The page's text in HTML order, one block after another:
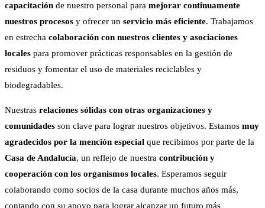
capacitación de nuestro personal para mejorar continuamente
nuestros procesos y ofrecer un servicio más eficiente. Trabajamos
en estrecha colaboración con nuestros clientes y asociaciones
locales para promover prácticas responsables en la gestión de
residuos y fomentar el uso de materiales reciclables y
biodegradables.
Nuestras relaciones sólidas con otras organizaciones y
comunidades son clave para lograr nuestros objetivos. Estamos muy
agradecidos por la mención especial que recibimos por parte de la
Casa de Andalucía, un reflejo de nuestra contribución y
cooperación con los organismos locales. Esperamos seguir
colaborando como socios de la casa durante muchos años más,
contando con su apoyo para lograr alcanzar un futuro más